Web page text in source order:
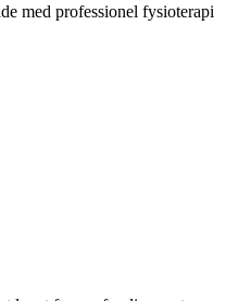
med professionel fysioterapi